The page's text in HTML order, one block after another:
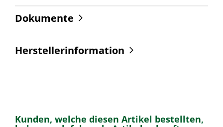
Dokumente
Herstellerinformation
Kunden, welche diesen Artikel bestellten,